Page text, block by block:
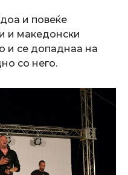
и повеќе
и македонски
и се допаднаа на
со него.